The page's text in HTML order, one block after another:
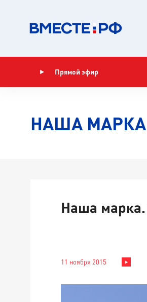
Прямой эфир
НАША МАРКА
Наша марка.
11 ноября 2015